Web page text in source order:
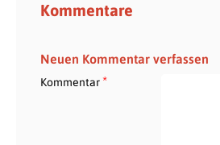
Kommentare
Neuen Kommentar verfassen
Kommentar*